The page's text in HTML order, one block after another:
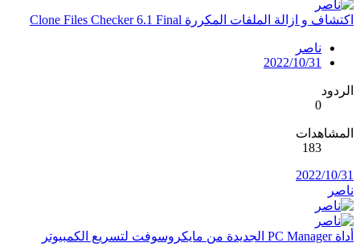
اكتشاف و ازالة الملفات المكررة Clone Files Checker 6.1 Final
ناصر
2022/10/31
الردود
0
المشاهدات
183
2022/10/31
ناصر
أداة PC Manager الجديدة من مايكروسوفت لتسريع الكمبيوتر